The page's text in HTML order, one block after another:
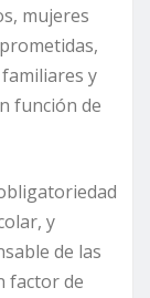
mujeres
y
función de
y
de las
factor de